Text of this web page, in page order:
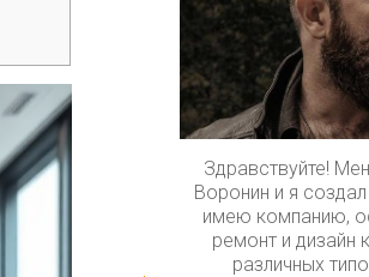
Здравствуйте!
Воронин и я создал
имею компанию,
ремонт и дизайн
различных